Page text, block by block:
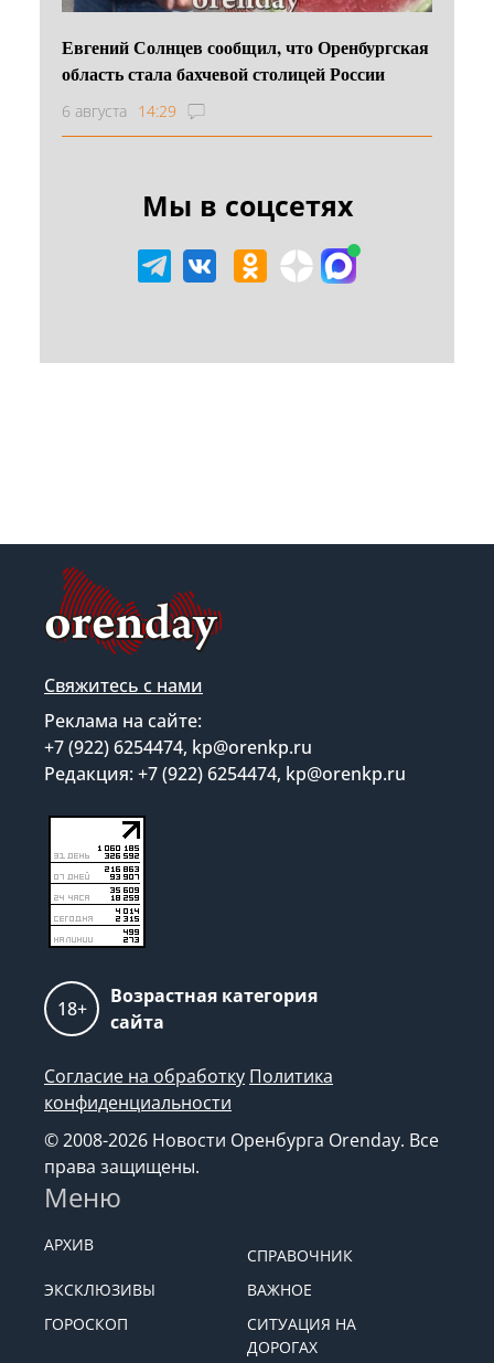
Евгений Солнцев сообщил, что Оренбургская
область стала бахчевой столицей России
6 августа 14:29
Мы в соцсетях
Свяжитесь с нами
Реклама на сайте:
+7 (922) 6254474, kp@orenkp.ru
Редакция: +7 (922) 6254474, kp@orenkp.ru
18+
Возрастная категория
сайта
Согласие на обработку Политика
конфиденциальности
© 2008-2026 Новости Оренбурга Orenday. Все
права защищены.
Меню
АРХИВ
СПРАВОЧНИК
ЭКСКЛЮЗИВЫ
ВАЖНОЕ
ГОРОСКОП
СИТУАЦИЯ НА
ДОРОГАХ